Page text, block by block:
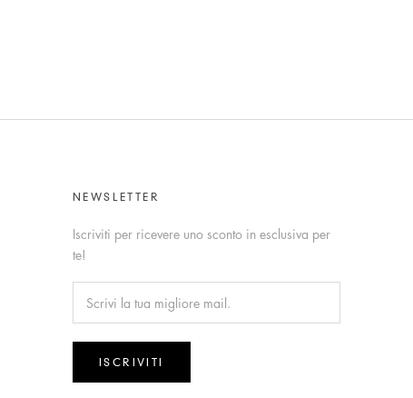
NEWSLETTER
Iscriviti per ricevere uno sconto in esclusiva per
te!
ISCRIVITI